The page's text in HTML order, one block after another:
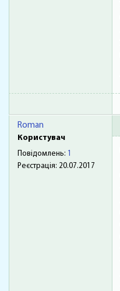
Roman
Користувач
Повідомлень: 1
Реєстрація: 20.07.2017